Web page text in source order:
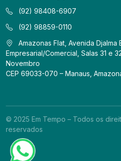
(92) 98408-6907
(92) 98859-0110
Amazonas Flat, Avenida
Empresarial/Comercial, Salas 31 e
Novembro
CEP 69033-070 – Manaus,
© 2025 Em Tempo – Todos os
reservados